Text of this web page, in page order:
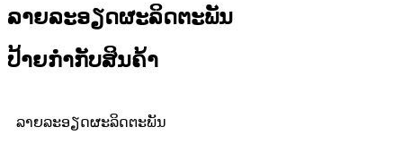
ລາຍລະອຽດຜະລິດຕະພັນ
ປ້າຍກຳກັບສິນຄ້າ
ລາຍ​ລະ​ອຽດ​ຜະ​ລິດ​ຕະ​ພັນ​